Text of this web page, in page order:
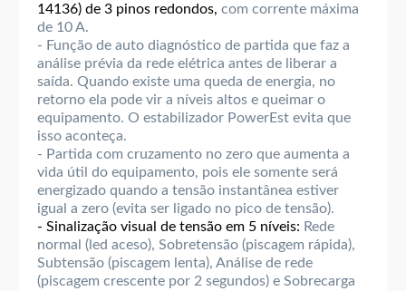
14136) de 3 pinos redondos, com corrente máxima
de 10 A.
- Função de auto diagnóstico de partida que faz a
análise prévia da rede elétrica antes de liberar a
saída. Quando existe uma queda de energia, no
retorno ela pode vir a níveis altos e queimar o
equipamento. O estabilizador PowerEst evita que
isso aconteça.
- Partida com cruzamento no zero que aumenta a
vida útil do equipamento, pois ele somente será
energizado quando a tensão instantânea estiver
igual a zero (evita ser ligado no pico de tensão).
- Sinalização visual de tensão em 5 níveis: Rede
normal (led aceso), Sobretensão (piscagem rápida),
Subtensão (piscagem lenta), Análise de rede
(piscagem crescente por 2 segundos) e Sobrecarga